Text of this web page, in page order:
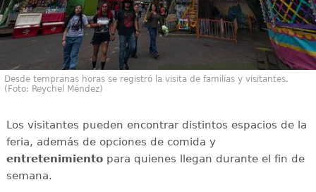
Desde tempranas horas se registró la visita de familias y visitantes.
(Foto: Reychel Méndez)
Los visitantes pueden encontrar distintos espacios de la
feria, además de opciones de comida y
entretenimientopara quienes llegan durante el fin de
semana.